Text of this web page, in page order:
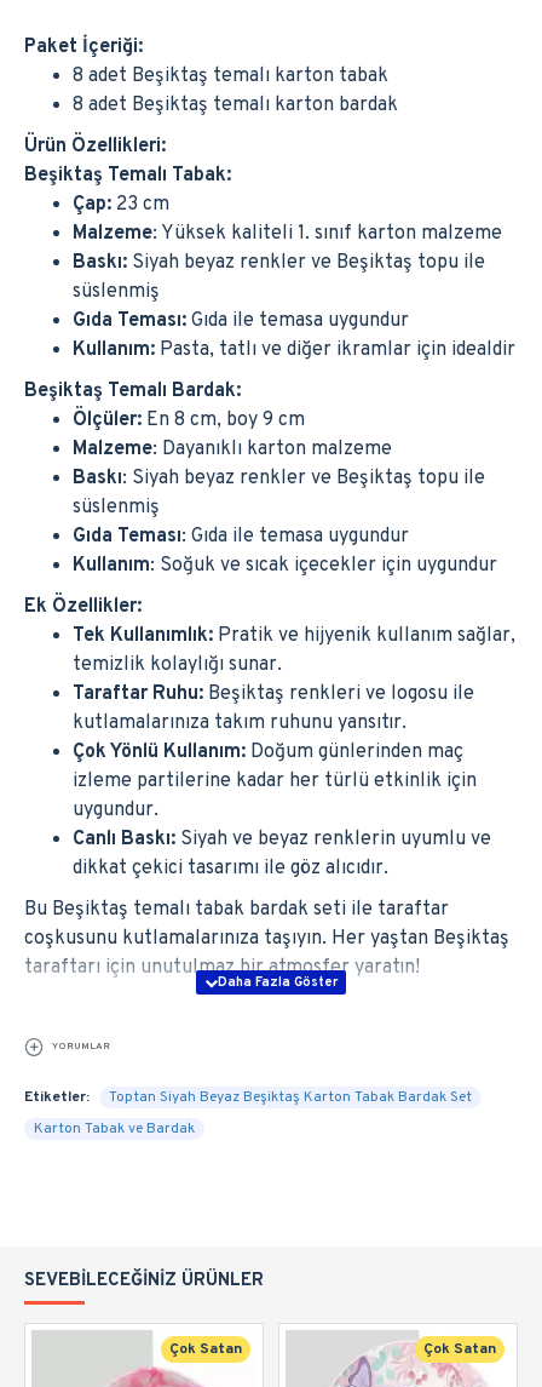
Paket İçeriği:
8 adet Beşiktaş temalı karton tabak
8 adet Beşiktaş temalı karton bardak
Ürün Özellikleri:
Beşiktaş Temalı Tabak:
Çap: 23 cm
Malzeme: Yüksek kaliteli 1. sınıf karton malzeme
Baskı: Siyah beyaz renkler ve Beşiktaş topu ile
süslenmiş
Gıda Teması: Gıda ile temasa uygundur
Kullanım: Pasta, tatlı ve diğer ikramlar için idealdir
Beşiktaş Temalı Bardak:
Ölçüler: En 8 cm, boy 9 cm
Malzeme: Dayanıklı karton malzeme
Baskı: Siyah beyaz renkler ve Beşiktaş topu ile
süslenmiş
Gıda Teması: Gıda ile temasa uygundur
Kullanım: Soğuk ve sıcak içecekler için uygundur
Ek Özellikler:
Tek Kullanımlık: Pratik ve hijyenik kullanım sağlar,
temizlik kolaylığı sunar.
Taraftar Ruhu: Beşiktaş renkleri ve logosu ile
kutlamalarınıza takım ruhunu yansıtır.
Çok Yönlü Kullanım: Doğum günlerinden maç
izleme partilerine kadar her türlü etkinlik için
uygundur.
Canlı Baskı: Siyah ve beyaz renklerin uyumlu ve
dikkat çekici tasarımı ile göz alıcıdır.
Bu Beşiktaş temalı tabak bardak seti ile taraftar
coşkusunu kutlamalarınıza taşıyın. Her yaştan Beşiktaş
taraftarı için unutulmaz bir atmosfer yaratın!
YORUMLAR
Etiketler:
Toptan Siyah Beyaz Beşiktaş Karton Tabak Bardak Set
Karton Tabak ve Bardak
SEVEBILECEĞINIZ ÜRÜNLER
Çok Satan Çok Satan